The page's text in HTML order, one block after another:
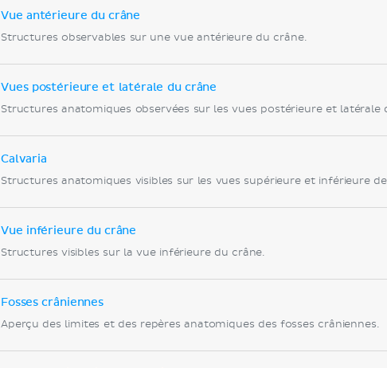
Vue antérieure du crâne
Structures observables sur une vue antérieure du crâne.
Vues postérieure et latérale du crâne
Calvaria
Vue inférieure du crâne
Structures visibles sur la vue inférieure du crâne.
Fosses crâniennes
Aperçu des limites et des repères anatomiques des fosses crâniennes.